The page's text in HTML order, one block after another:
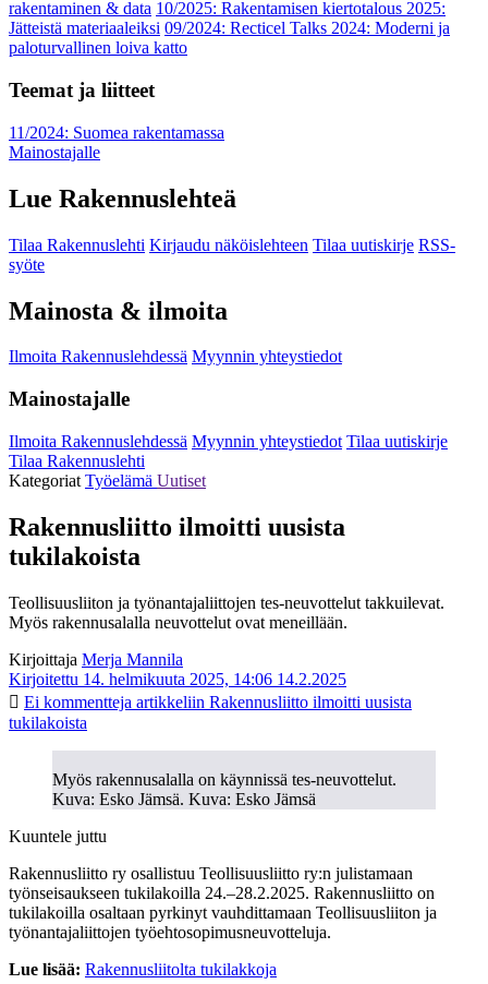
rakentaminen & data 10/2025: Rakentamisen kiertotalous 2025:
Jätteistä materiaaleiksi 09/2024: Recticel Talks 2024: Moderni ja
paloturvallinen loiva katto
Teemat ja liitteet
11/2024: Suomea rakentamassa
Mainostajalle
Lue Rakennuslehteä
Tilaa Rakennuslehti Kirjaudu näköislehteen Tilaa uutiskirje RSS-
syöte
Mainosta & ilmoita
Ilmoita Rakennuslehdessä Myynnin yhteystiedot
Mainostajalle
Ilmoita Rakennuslehdessä Myynnin yhteystiedot Tilaa uutiskirje
Tilaa Rakennuslehti
Kategoriat Työelämä Uutiset
Rakennusliitto ilmoitti uusista
tukilakoista
Teollisuusliiton ja työnantajaliittojen tes-neuvottelut takkuilevat.
Myös rakennusalalla neuvottelut ovat meneillään.
Kirjoittaja Merja Mannila
Kirjoitettu 14. helmikuuta 2025, 14:06 14.2.2025
Ei kommentteja artikkeliin Rakennusliitto ilmoitti uusista
tukilakoista
Myös rakennusalalla on käynnissä tes-neuvottelut.
Kuva: Esko Jämsä. Kuva: Esko Jämsä
Kuuntele juttu
Rakennusliitto ry osallistuu Teollisuusliitto ry:n julistamaan
työnseisaukseen tukilakoilla 24.–28.2.2025. Rakennusliitto on
tukilakoilla osaltaan pyrkinyt vauhdittamaan Teollisuusliiton ja
työnantajaliittojen työehtosopimusneuvotteluja.
Lue lisää: Rakennusliitolta tukilakkoja